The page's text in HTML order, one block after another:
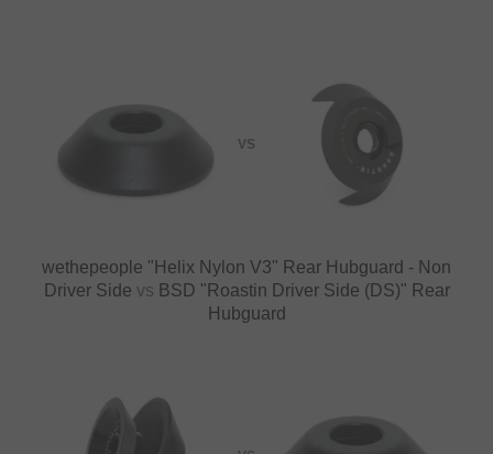
VS
wethepeople "Helix Nylon V3" Rear Hubguard - Non
Driver Side vs BSD "Roastin Driver Side (DS)" Rear
Hubguard